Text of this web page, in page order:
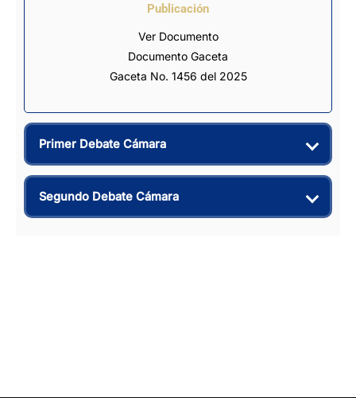
Publicación
Ver Documento
Documento Gaceta
Gaceta No. 1456 del 2025
Primer Debate Cámara
Segundo Debate Cámara